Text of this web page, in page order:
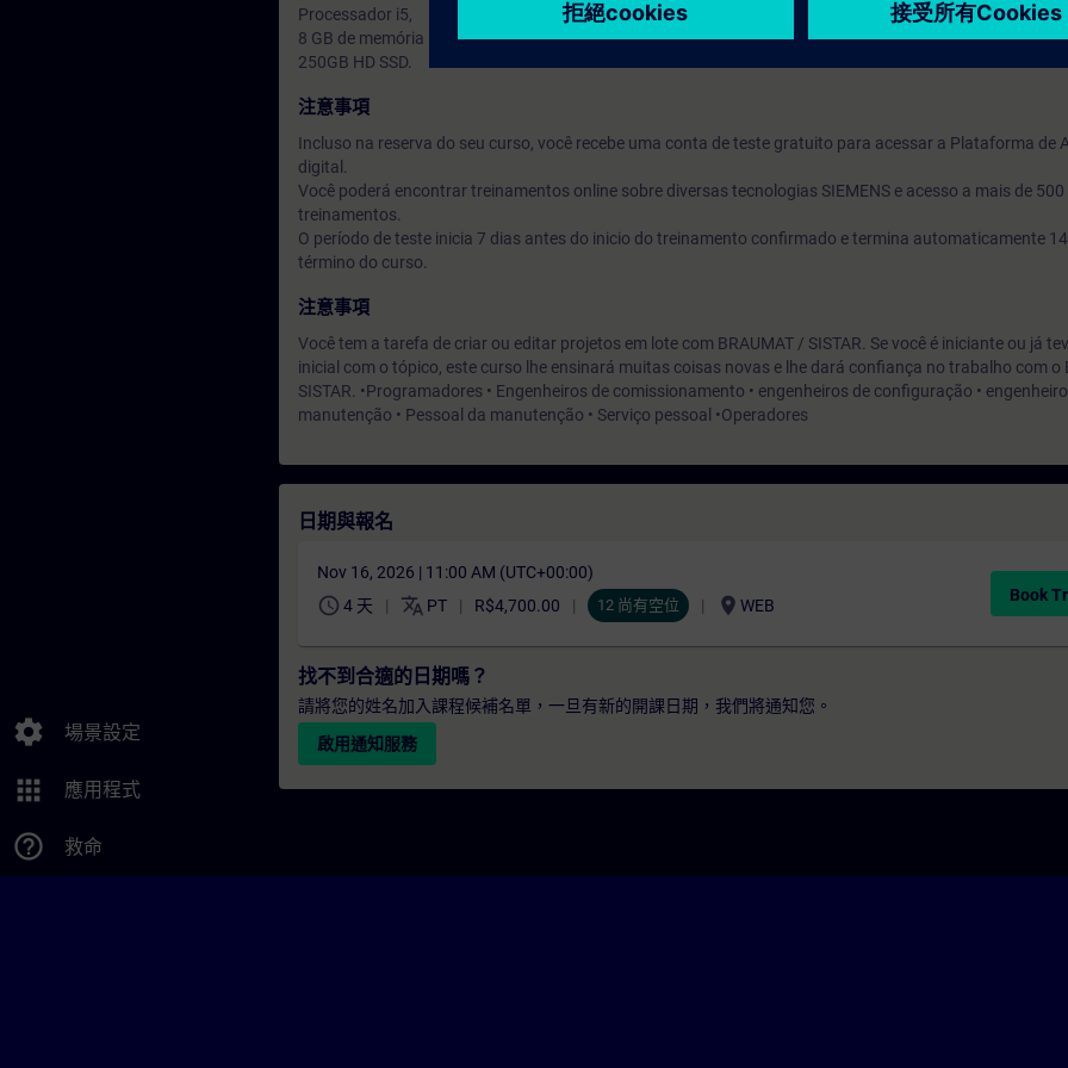
settings 場景設定
apps 應用程式
help_outline 救命
Processador i5,
8 GB de memória RAM,
250GB HD SSD.
注意事項
Incluso na reserva do seu curso, você recebe uma conta de teste gratuito para acessar a Plataforma de
digital.
Você poderá encontrar treinamentos online sobre diversas tecnologias SIEMENS e acesso a mais de
treinamentos.
O período de teste inicia 7 dias antes do inicio do treinamento confirmado e termina automaticamente
término do curso.
注意事項
Você tem a tarefa de criar ou editar projetos em lote com BRAUMAT / SISTAR. Se você é iniciante ou já
inicial com o tópico, este curso lhe ensinará muitas coisas novas e lhe dará confiança no trabalho com o
SISTAR. •Programadores • Engenheiros de comissionamento • engenheiros de configuração •
manutenção • Pessoal da manutenção • Serviço pessoal •Operadores
日期與報名
Nov 16, 2026 | 11:00 AM (UTC+00:00)
schedule 4 天 translate PT R$4,700.00 12 尚有空位 location_on WEB
Book
找不到合適的日期嗎？
請將您的姓名加入課程候補名單，一旦有新的開課日期，我們將通知您。
啟用通知服務